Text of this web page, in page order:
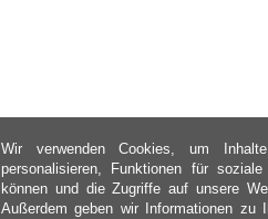
Wir verwenden Cookies, um
personalisieren, Funktionen für
können und die Zugriffe auf unsere
Außerdem geben wir Informationen zu